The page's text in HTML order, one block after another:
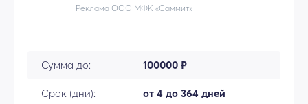
Реклама ООО МФК «Саммит»
Сумма до: 100000 ₽
Срок (дни): от 4 до 364 дней